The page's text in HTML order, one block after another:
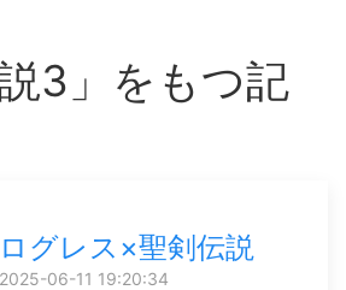
説3」をもつ記
ログレス×聖剣伝説
2025-06-11 19:20:34